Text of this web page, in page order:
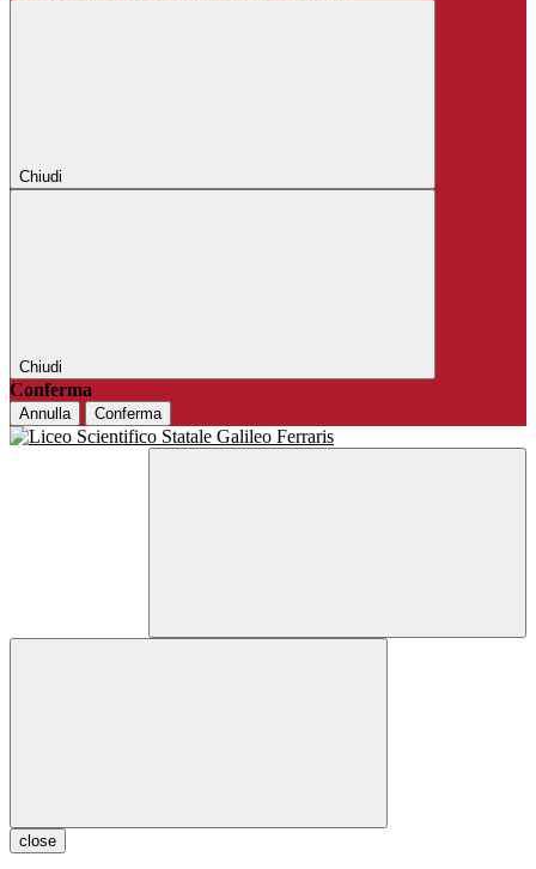
Chiudi
Chiudi
Conferma
Annulla Conferma
close